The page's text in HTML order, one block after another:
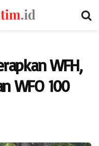
WFH,
WFO 100